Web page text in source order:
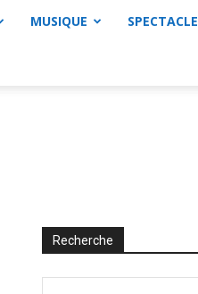
MUSIQUE SPECTACLE
Recherche